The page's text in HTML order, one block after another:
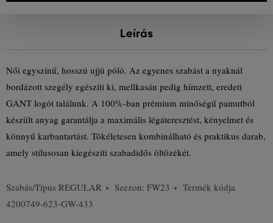
Leírás
Női egyszínű, hosszú ujjú póló. Az egyenes szabást a nyaknál
bordázott szegély egészíti ki, mellkasán pedig hímzett, eredeti
GANT logót találunk. A 100%-ban prémium minőségű pamutból
készült anyag garantálja a maximális légáteresztést, kényelmet és
könnyű karbantartást. Tökéletesen kombinálható és praktikus darab,
amely stílusosan kiegészíti szabadidős öltözékét.
Szabás/Típus REGULAR Szezon: FW23
Termék kódja
4200749-623-GW-433